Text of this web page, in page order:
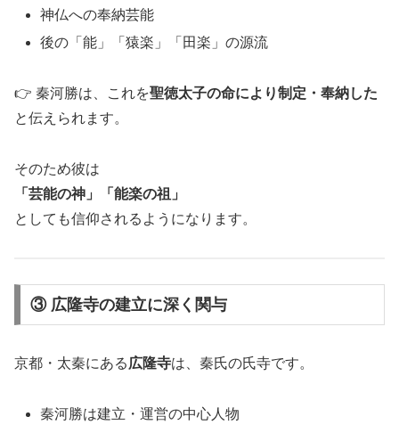
神仏への奉納芸能
後の「能」「猿楽」「田楽」の源流
👉 秦河勝は、これを聖徳太子の命により制定・奉納した
と伝えられます。
そのため彼は
「芸能の神」「能楽の祖」
としても信仰されるようになります。
③ 広隆寺の建立に深く関与
京都・太秦にある広隆寺は、秦氏の氏寺です。
秦河勝は建立・運営の中心人物